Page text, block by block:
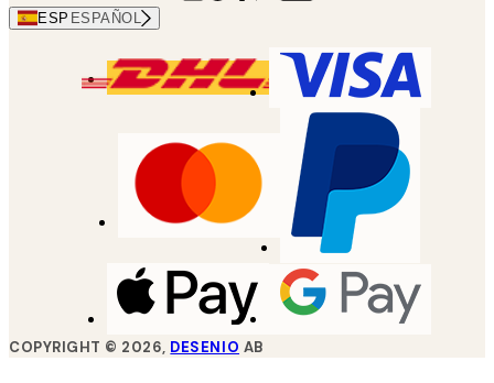
ESP ESPAÑOL
COPYRIGHT © 2026, DESENIO AB